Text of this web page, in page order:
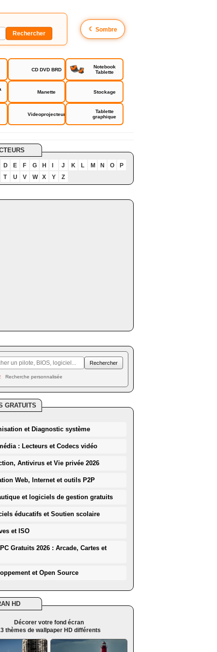
☾ Sombre
CD DVD BRD
Notebook
Tablette
Manette Stockage
Videoprojecteur
Tablette
graphique
D E F G H J K L M N O
P
T
U V W X Y Z
Recherche personnalisée
GRATUITS
et Diagnostic système
: Lecteurs et Codecs vidéo
Antivirus et Vie privée 2026
Web, Internet et outils P2P
et logiciels de gestion gratuits
éducatifs et Soutien scolaire
et ISO
Gratuits 2026 : Arcade, Cartes et
et Open Source
HD
Décorer votre fond écran
thèmes de wallpaper HD différents